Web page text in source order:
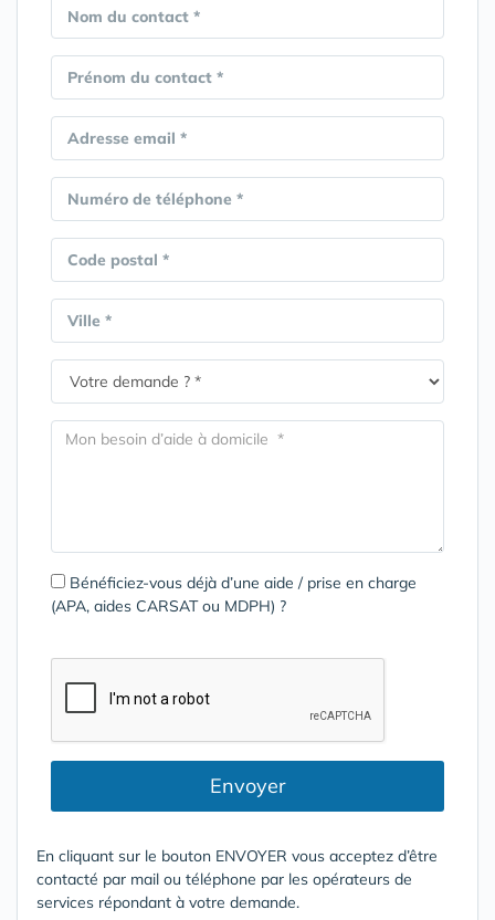
Nom du contact *
Prénom du contact *
Adresse email *
Numéro de téléphone *
Code postal *
Ville *
Bénéficiez-vous déjà d’une aide / prise en charge
(APA, aides CARSAT ou MDPH) ?
Envoyer
En cliquant sur le bouton ENVOYER vous acceptez d’être
contacté par mail ou téléphone par les opérateurs de
services répondant à votre demande.